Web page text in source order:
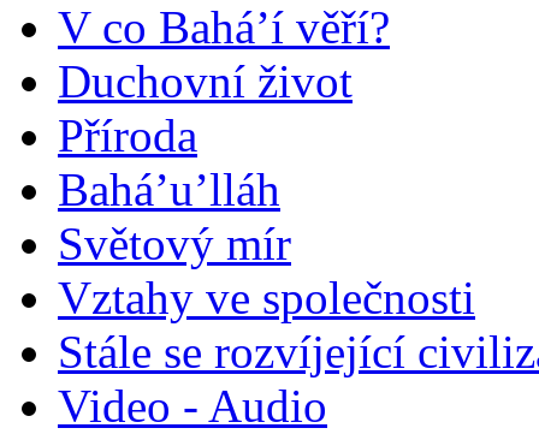
V co Bahá’í věří?
Duchovní život
Příroda
Bahá’u’lláh
Světový mír
Vztahy ve společnosti
Stále se rozvíjející
Video - Audio